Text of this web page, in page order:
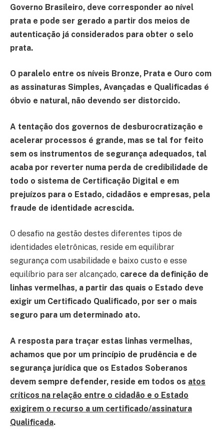
Governo Brasileiro, deve corresponder ao nível
prata e pode ser gerado a partir dos meios de
autenticação já considerados para obter o selo
prata.
O paralelo entre os níveis Bronze, Prata e Ouro com
as assinaturas Simples, Avançadas e Qualificadas é
óbvio e natural, não devendo ser distorcido.
A tentação dos governos de desburocratização e
acelerar processos é grande, mas se tal for feito
sem os instrumentos de segurança adequados, tal
acaba por reverter numa perda de credibilidade de
todo o sistema de Certificação Digital e em
prejuízos para o Estado, cidadãos e empresas, pela
fraude de identidade acrescida.
O desafio na gestão destes diferentes tipos de
identidades eletrônicas, reside em equilibrar
segurança com usabilidade e baixo custo e esse
equilíbrio para ser alcançado, carece da definição de
linhas vermelhas, a partir das quais o Estado deve
exigir um Certificado Qualificado, por ser o mais
seguro para um determinado ato.
A resposta para traçar estas linhas vermelhas,
achamos que por um princípio de prudência e de
segurança jurídica que os Estados Soberanos
devem sempre defender, reside em todos os atos
críticos na relação entre o cidadão e o Estado
exigirem o recurso a um certificado/assinatura
Qualificada.